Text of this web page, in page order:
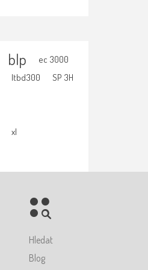
blp ec 3000
ltbd300
SP 3H
xl
Hledat
Blog